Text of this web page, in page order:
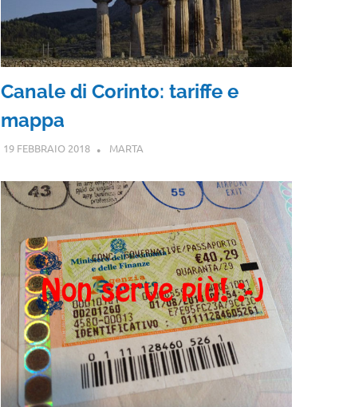
Canale di Corinto: tariffe e
mappa
19 FEBBRAIO 2018 MARTA